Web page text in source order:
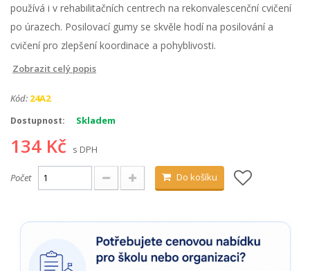
používá i v rehabilitačních centrech na rekonvalescenční cvičení
po úrazech. Posilovací gumy se skvěle hodí na posilování a
cvičení pro zlepšení koordinace a pohyblivosti.
Zobrazit celý popis
Kód: 24A2
Dostupnost: Skladem
134 Kč s DPH
Počet Do košíku